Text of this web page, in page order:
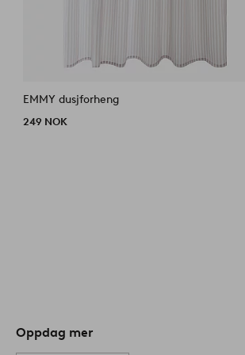
EMMY dusjforheng
249 NOK
Oppdag mer